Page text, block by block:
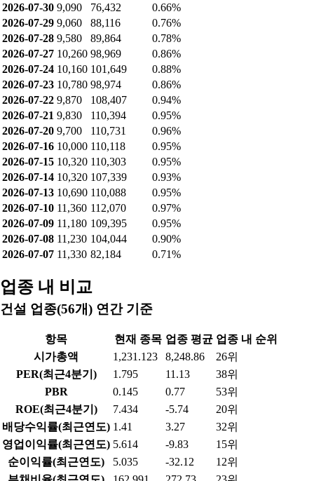
2026-07-30 9,090 76,432
0.66%
2026-07-29 9,060 88,116
0.76%
2026-07-28 9,580 89,864
0.78%
2026-07-27 10,260 98,969
0.86%
2026-07-24 10,160 101,649
0.88%
2026-07-23 10,780 98,974
0.86%
2026-07-22 9,870 108,407
0.94%
2026-07-21 9,830 110,394
0.95%
2026-07-20 9,700 110,731
0.96%
2026-07-16 10,000 110,118
0.95%
2026-07-15 10,320 110,303
0.95%
2026-07-14 10,320 107,339
0.93%
2026-07-13 10,690 110,088
0.95%
2026-07-10 11,360 112,070
0.97%
2026-07-09 11,180 109,395
0.95%
2026-07-08 11,230 104,044
0.90%
2026-07-07 11,330 82,184 0.71%
업종 내 비교
건설 업종(56개) 연간 기준
항목 현재 종목 업종 평균 업종 내 순위
시가총액
1,231.123 8,248.86
26위
PER(최근4분기)
1.795 11.13
38위
PBR
0.145 0.77
53위
ROE(최근4분기)
7.434 -5.74
20위
배당수익률(최근연도) 1.41 3.27
32위
영업이익률(최근연도) 5.614 -9.83
15위
순이익률(최근연도)
5.035 -32.12
12위